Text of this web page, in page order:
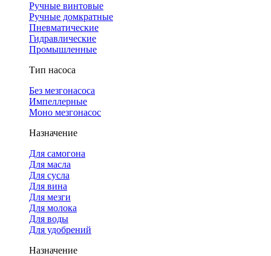
Ручные винтовые
Ручные домкратные
Пневматические
Гидравлические
Промышленные
Тип насоса
Без мезгонасоса
Импеллерные
Моно мезгонасос
Назначение
Для самогона
Для масла
Для сусла
Для вина
Для мезги
Для молока
Для воды
Для удобрений
Назначение